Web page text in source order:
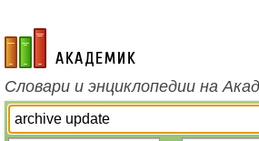
academic.ru
Словари и энциклопедии на